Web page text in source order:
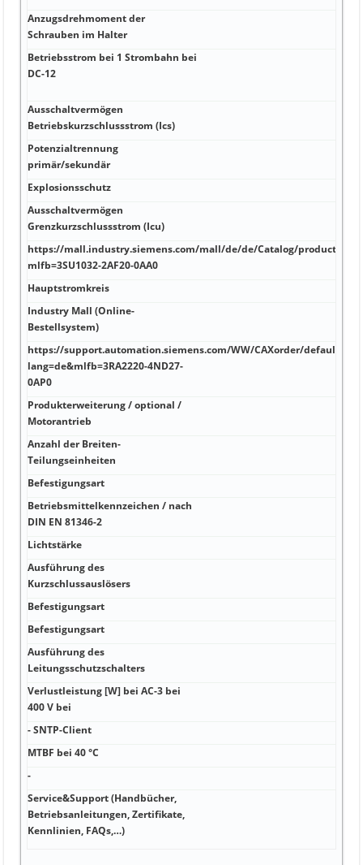
Anzugsdrehmoment der
Schrauben im Halter
Betriebsstrom bei 1 Strombahn bei
DC-12
Ausschaltvermögen
Betriebskurzschlussstrom (Ics)
Potenzialtrennung
primär/sekundär
Explosionsschutz
Ausschaltvermögen
Grenzkurzschlussstrom (Icu)
https://mall.industry.siemens.com/mall/de/de/Catalog/product?
mlfb=3SU1032-2AF20-0AA0
Hauptstromkreis
Industry Mall (Online-
Bestellsystem)
https://support.automation.siemens.com/WW/CAXorder/
lang=de&mlfb=3RA2220-4ND27-
0AP0
Produkterweiterung / optional /
Motorantrieb
Anzahl der Breiten-
Teilungseinheiten
Befestigungsart
Betriebsmittelkennzeichen / nach
DIN EN 81346-2
Lichtstärke
Ausführung des
Kurzschlussauslösers
Befestigungsart
Befestigungsart
Ausführung des
Leitungsschutzschalters
Verlustleistung [W] bei AC-3 bei
400 V bei
- SNTP-Client
MTBF bei 40 °C
-
Service&Support (Handbücher,
Betriebsanleitungen, Zertifikate,
Kennlinien, FAQs,…)